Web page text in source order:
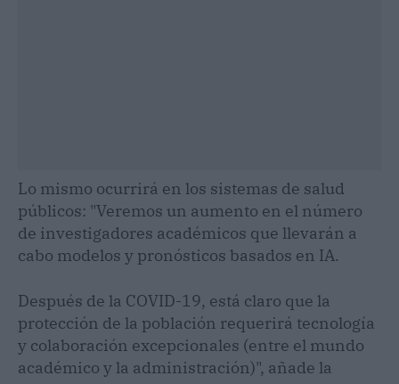
Lo mismo ocurrirá en los sistemas de salud
públicos: "Veremos un aumento en el número
de investigadores académicos que llevarán a
cabo modelos y pronósticos basados en IA.
Después de la COVID-19, está claro que la
protección de la población requerirá tecnología
y colaboración excepcionales (entre el mundo
académico y la administración)", añade la